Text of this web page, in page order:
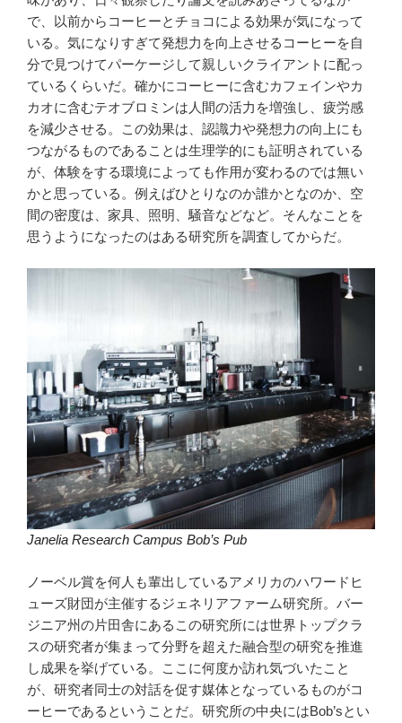
で、以前からコーヒーとチョコによる効果が気になって
いる。気になりすぎて発想力を向上させるコーヒーを自
分で見つけてパーケージして親しいクライアントに配っ
ているくらいだ。確かにコーヒーに含むカフェインやカ
カオに含むテオブロミンは人間の活力を増強し、疲労感
を減少させる。この効果は、認識力や発想力の向上にも
つながるものであることは生理学的にも証明されている
が、体験をする環境によっても作用が変わるのでは無い
かと思っている。例えばひとりなのか誰かとなのか、空
間の密度は、家具、照明、騒音などなど。そんなことを
思うようになったのはある研究所を調査してからだ。
Janelia Research Campus Bob’s Pub
ノーベル賞を何人も輩出しているアメリカのハワードヒ
ューズ財団が主催するジェネリアファーム研究所。バー
ジニア州の片田舎にあるこの研究所には世界トップクラ
スの研究者が集まって分野を超えた融合型の研究を推進
し成果を挙げている。ここに何度か訪れ気づいたこと
が、研究者同士の対話を促す媒体となっているものがコ
ーヒーであるということだ。研究所の中央にはBob’sとい